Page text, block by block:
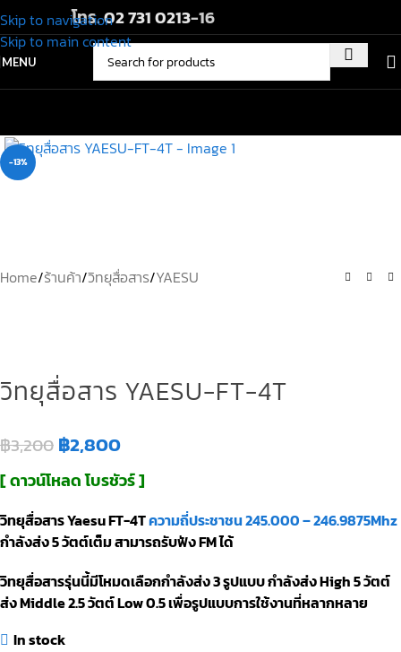
Skip to navigation
Skip to main content
โทร.02 731 0213-16
MENU
-13%
Home/ร้านค้า/วิทยุสื่อสาร/YAESU
วิทยุสื่อสาร YAESU-FT-4T
฿3,200 ฿2,800
[ ดาวน์โหลด โบรชัวร์ ]
วิทยุสื่อสาร Yaesu FT-4Tความถี่ประชาชน 245.000 – 246.9875Mhz
กำลังส่ง 5 วัตต์เต็ม สามารถรับฟัง FM ได้
วิทยุสื่อสารรุ่นนี้มีโหมดเลือกกำลังส่ง 3 รูปแบบ กำลังส่ง High 5 วัตต์
ส่ง Middle 2.5 วัตต์ Low 0.5 เพื่อรูปแบบการใช้งานที่หลากหลาย
In stock